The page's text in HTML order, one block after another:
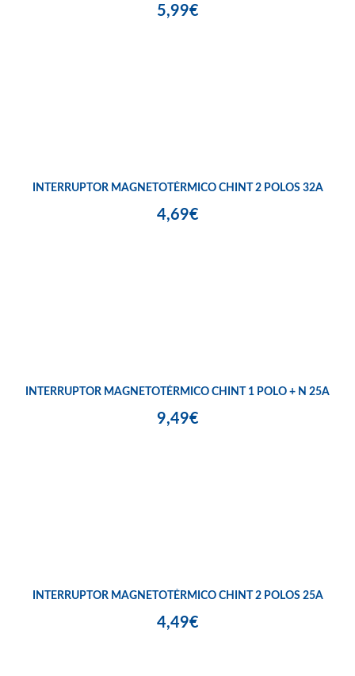
5,99€
INTERRUPTOR MAGNETOTÉRMICO CHINT 2 POLOS 32A
4,69€
INTERRUPTOR MAGNETOTÉRMICO CHINT 1 POLO + N 25A
9,49€
INTERRUPTOR MAGNETOTÉRMICO CHINT 2 POLOS 25A
4,49€